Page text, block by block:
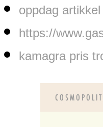
oppdag artikkel
https://
kamagra pris